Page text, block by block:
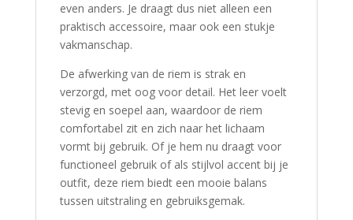
even anders. Je draagt dus niet alleen een
praktisch accessoire, maar ook een stukje
vakmanschap.
De afwerking van de riem is strak en
verzorgd, met oog voor detail. Het leer voelt
stevig en soepel aan, waardoor de riem
comfortabel zit en zich naar het lichaam
vormt bij gebruik. Of je hem nu draagt voor
functioneel gebruik of als stijlvol accent bij je
outfit, deze riem biedt een mooie balans
tussen uitstraling en gebruiksgemak.